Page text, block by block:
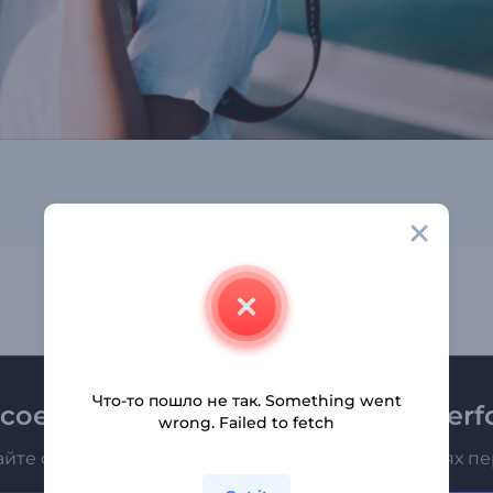
к рассылке
о последних новостях и новых предложениях
Что-то пошло не так. Something went
wrong. Failed to fetch